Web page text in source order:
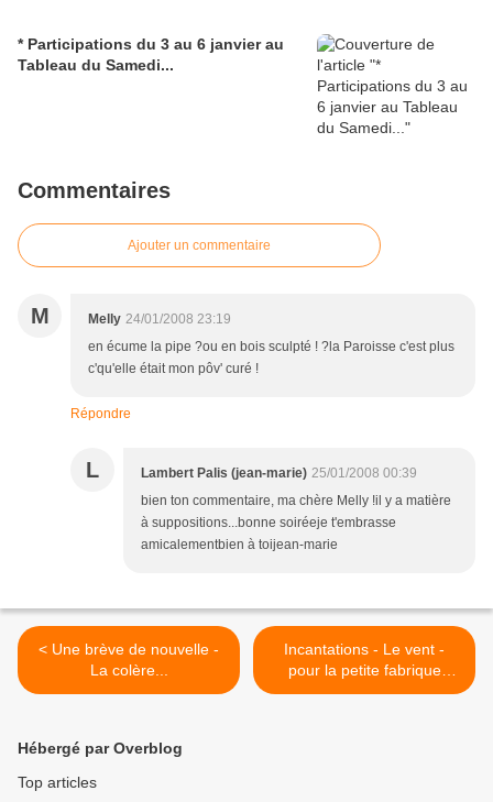
* Participations du 3 au 6 janvier au
Tableau du Samedi...
Commentaires
Ajouter un commentaire
M Melly 24/01/2008 23:19
en écume la pipe ?ou en bois sculpté ! ?la Paroisse c'est plus
c'qu'elle était mon pôv' curé !
Répondre
L Lambert Palis (jean-marie) 25/01/2008 00:39
bien ton commentaire, ma chère Melly !il y a matière
à suppositions...bonne soiréeje t'embrasse
amicalementbien à toijean-marie
< Une brève de nouvelle -
La colère...
Incantations - Le vent -
pour la petite fabrique
d'écriture... >
Hébergé par Overblog
Top articles